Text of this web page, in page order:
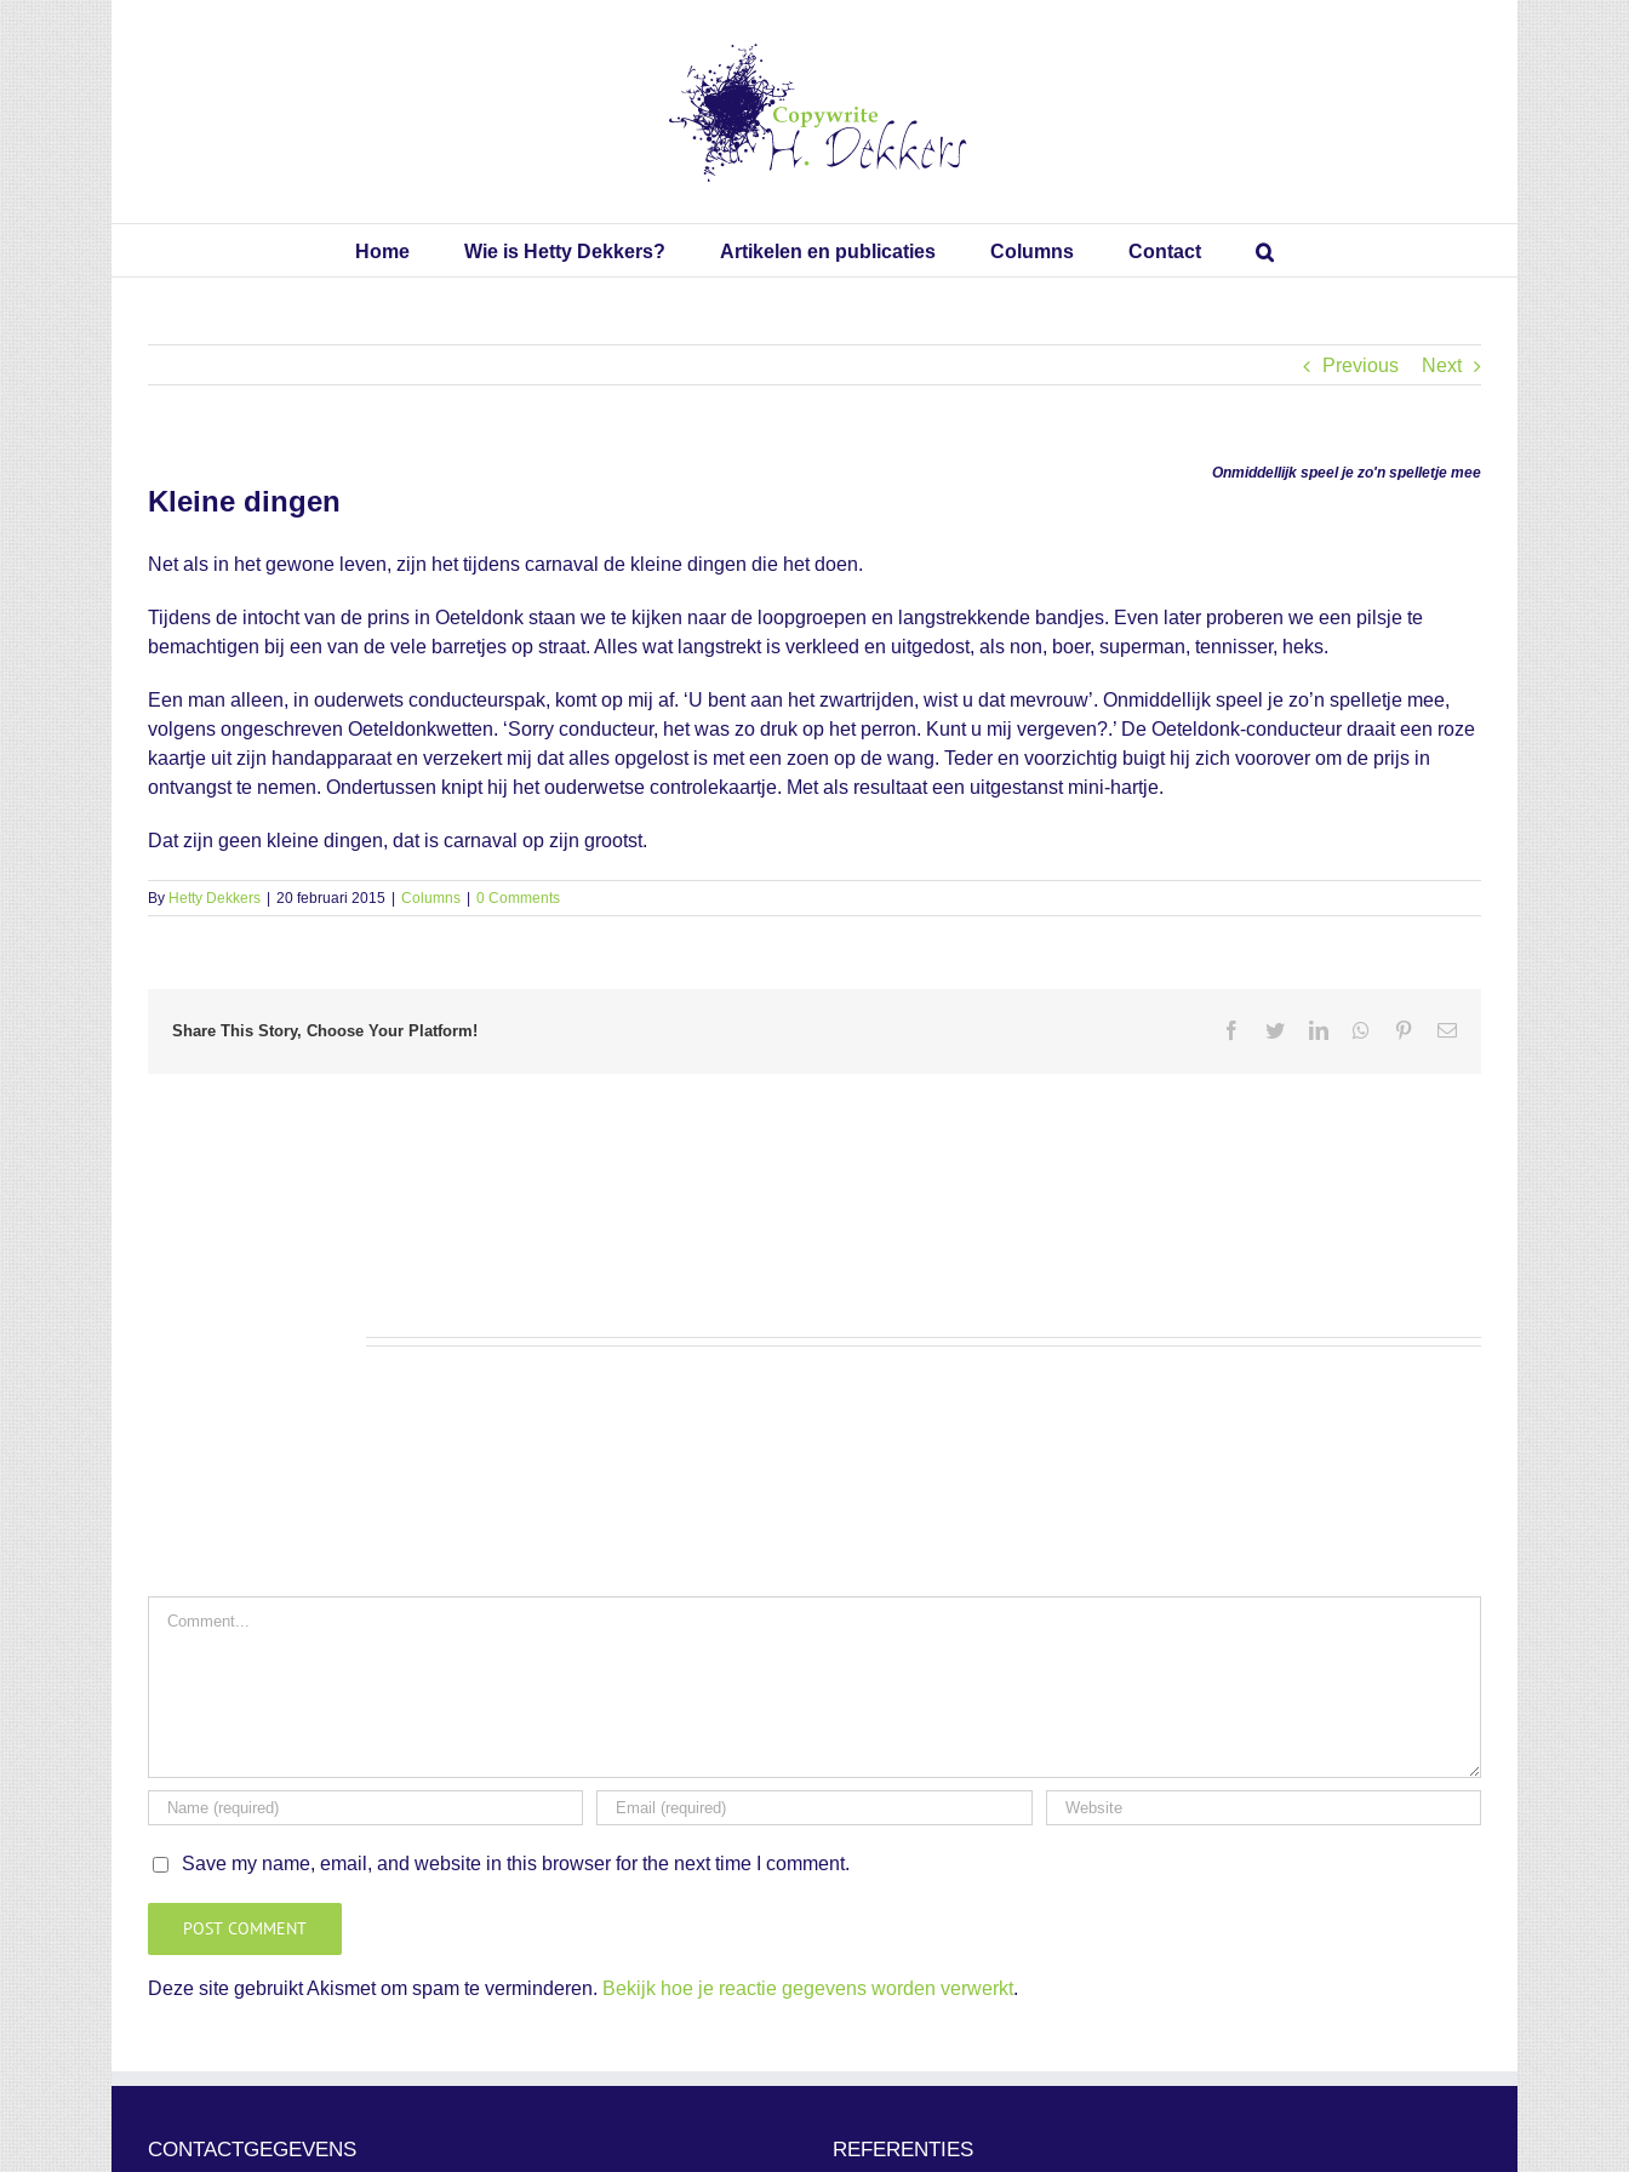
Home Wie is Hetty Dekkers? Artikelen en publicaties Columns Contact
Previous Next
Onmiddellijk speel je zo'n spelletje mee
Kleine dingen
Net als in het gewone leven, zijn het tijdens carnaval de kleine dingen die het doen.
Tijdens de intocht van de prins in Oeteldonk staan we te kijken naar de loopgroepen en langstrekkende bandjes. Even later proberen we een pilsje te
bemachtigen bij een van de vele barretjes op straat. Alles wat langstrekt is verkleed en uitgedost, als non, boer, superman, tennisser, heks.
Een man alleen, in ouderwets conducteurspak, komt op mij af. ‘U bent aan het zwartrijden, wist u dat mevrouw’. Onmiddellijk speel je zo’n spelletje mee,
volgens ongeschreven Oeteldonkwetten. ‘Sorry conducteur, het was zo druk op het perron. Kunt u mij vergeven?.’ De Oeteldonk-conducteur draait een roze
kaartje uit zijn handapparaat en verzekert mij dat alles opgelost is met een zoen op de wang. Teder en voorzichtig buigt hij zich voorover om de prijs in
ontvangst te nemen. Ondertussen knipt hij het ouderwetse controlekaartje. Met als resultaat een uitgestanst mini-hartje.
Dat zijn geen kleine dingen, dat is carnaval op zijn grootst.
By Hetty Dekkers 20 februari 2015 Columns 0 Comments
Share This Story, Choose Your Platform! Facebook
TwitterLinkedInWhatsappPinterestEmail
Save my name, email, and website in this browser for the next time I comment.
Deze site gebruikt Akismet om spam te verminderen. Bekijk hoe je reactie gegevens worden verwerkt.
CONTACTGEGEVENS REFERENTIES